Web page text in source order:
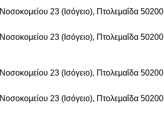
Νοσοκομείου 23 (Ισόγειο), Πτολεμαΐδα 50200
Νοσοκομείου 23 (Ισόγειο), Πτολεμαΐδα 50200
Νοσοκομείου 23 (Ισόγειο), Πτολεμαΐδα 50200
Νοσοκομείου 23 (Ισόγειο), Πτολεμαΐδα 50200